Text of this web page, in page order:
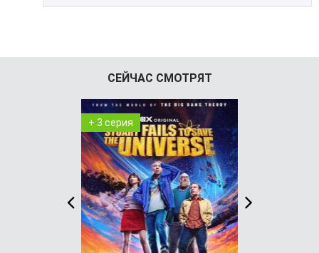
СЕЙЧАС СМОТРЯТ
+ 3 серия